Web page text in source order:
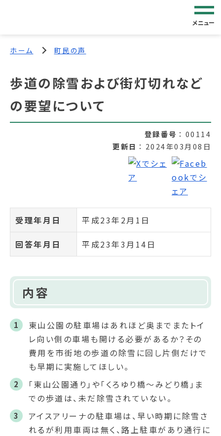
メニュー
ホーム 町民の声
歩道の除雪および街灯切れなど
の要望について
登録番号
00114
更新日
2024年03月08日
受理年月日 平成23年2月1日
回答年月日 平成23年3月14日
内容
東山公園の駐車場はあれほど奥までまたトイ
レ向い側の車場も開ける必要があるか？その
費用を市街地の歩道の除雪に回し片側だけで
も早期に実施してほしい。
「東山公園通り」や「くろゆり橋～みどり橋」ま
での歩道は、未だ除雪されていない。
アイスアリーナの駐車場は、早い時期に除雪さ
れるが利用車両は無く、路上駐車があり通行に